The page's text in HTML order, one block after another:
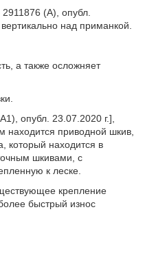
(A), опубл.
над приманкой.
а также осложняет
опубл. 23.07.2020 г.],
находится приводной шкив,
который находится в
шкивами, с
к леске.
крепление
быстрый износ